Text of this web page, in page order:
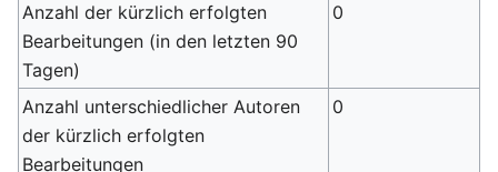
Anzahl der kürzlich erfolgten
Bearbeitungen (in den letzten 90
Tagen)
0
Anzahl unterschiedlicher Autoren
der kürzlich erfolgten
Bearbeitungen
0